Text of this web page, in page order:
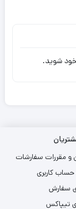
خود شوید.
و مقررات سفارشات
حساب کاربری
سفارش
تیپاکس